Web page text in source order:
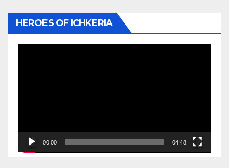
HEROES OF ICHKERIA
00:00 04:48